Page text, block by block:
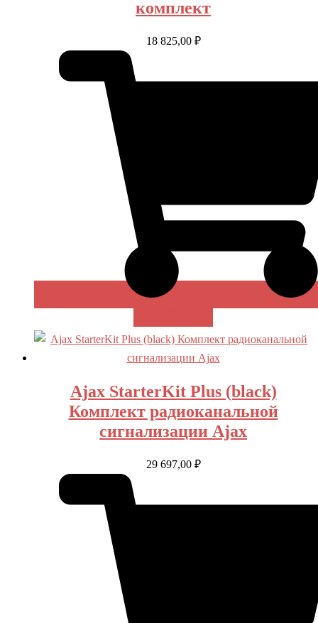
комплект
18 825,00 ₽
Ajax StarterKit Plus (black)
Комплект радиоканальной
сигнализации Ajax
29 697,00 ₽